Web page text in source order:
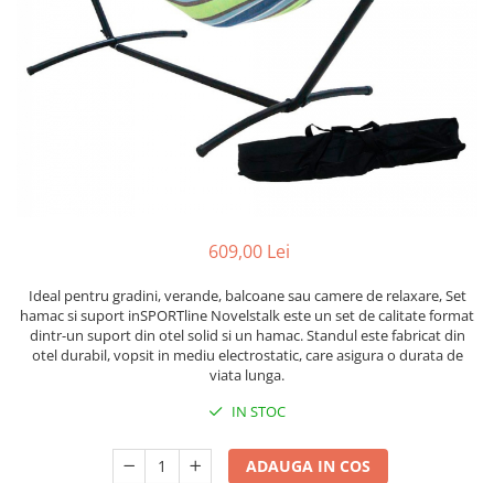
Lenjerii patut 140 x 70 cm
Lenjerie patuturi tineret
Dulap si cutii jucarii
Sac de dormit copii
Leagane & balansoare & sezlonguri
Biciclete fara pedale
Masinute fara pedale
Karturi si masinute cu pedale
Masinute si motociclete electrice
Scaune de biciclete copii
Alte Sporturi
Mingi fitness si medicinale
Termometre copii si bebe
609,00 Lei
Ideal pentru gradini, verande, balcoane sau camere de relaxare, Set
hamac si suport inSPORTline Novelstalk este un set de calitate format
dintr-un suport din otel solid si un hamac. Standul este fabricat din
otel durabil, vopsit in mediu electrostatic, care asigura o durata de
viata lunga.
IN STOC
ADAUGA IN COS